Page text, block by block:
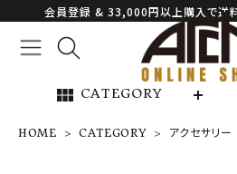
会員登録 & 33,000円以上購入で送料
view_module CATEGORY
HOME CATEGORY アクセサリー